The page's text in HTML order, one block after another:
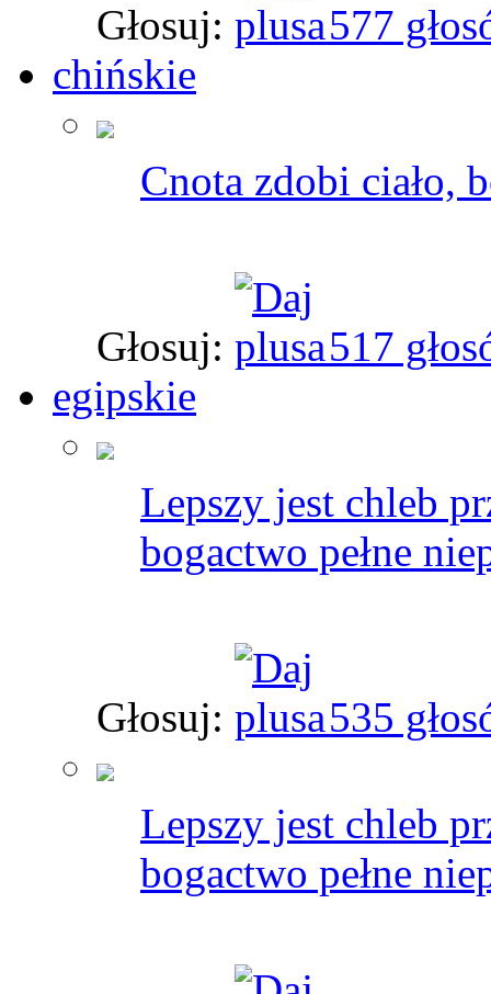
Głosuj:
577
chińskie
Cnota zdobi ciało,
Głosuj:
517
egipskie
Lepszy jest chleb
bogactwo pełne
Głosuj: 535
Lepszy jest chleb
bogactwo pełne